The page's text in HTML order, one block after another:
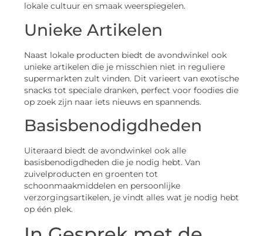
lokale cultuur en smaak weerspiegelen.
Unieke Artikelen
Naast lokale producten biedt de avondwinkel ook
unieke artikelen die je misschien niet in reguliere
supermarkten zult vinden. Dit varieert van exotische
snacks tot speciale dranken, perfect voor foodies die
op zoek zijn naar iets nieuws en spannends.
Basisbenodigdheden
Uiteraard biedt de avondwinkel ook alle
basisbenodigdheden die je nodig hebt. Van
zuivelproducten en groenten tot
schoonmaakmiddelen en persoonlijke
verzorgingsartikelen, je vindt alles wat je nodig hebt
op één plek.